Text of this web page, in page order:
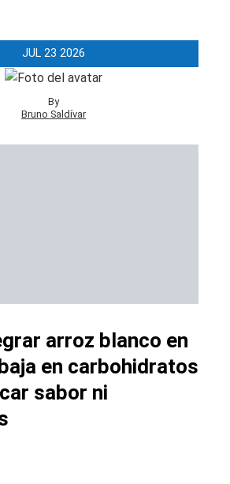
JUL 23 2026
By
Bruno Saldívar
arroz blanco en
en carbohidratos
sabor ni